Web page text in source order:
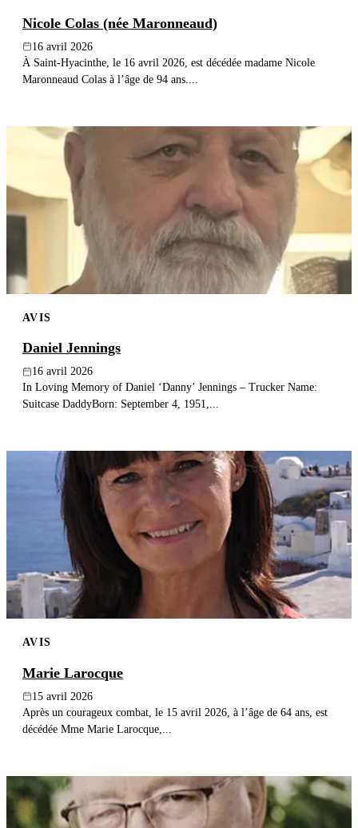
Nicole Colas (née Maronneaud)
16 avril 2026
À Saint-Hyacinthe, le 16 avril 2026, est décédée madame Nicole
Maronneaud Colas à l’âge de 94 ans....
AVIS
Daniel Jennings
16 avril 2026
In Loving Memory of Daniel ‘Danny’ Jennings – Trucker Name:
Suitcase DaddyBorn: September 4, 1951,...
AVIS
Marie Larocque
15 avril 2026
Après un courageux combat, le 15 avril 2026, à l’âge de 64 ans, est
décédée Mme Marie Larocque,...